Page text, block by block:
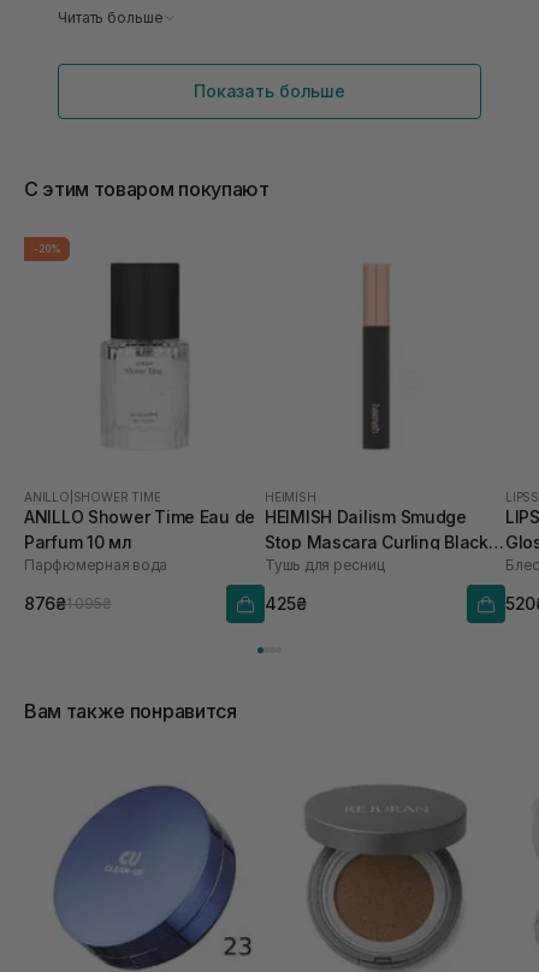
мене 23 відтінок. спочатку наносиш, то здається
бб від сю, але кушон в рази мені кращий. сяйво
шкірі надає, не окислюється, все літом
користувалась ним
Читать больше
Показать больше
С этим товаром покупают
-20%
ANILLO SHOWER TIME
ANILLO Shower Time Eau de
Parfum 10 мл
Парфюмерная вода
876₴1 095₴
HEIMISH
HEIMISH Dailism Smudge
Stop Mascara Curling Black 9
г
Тушь для ресниц
425₴
LIPSS
Вам также понравится